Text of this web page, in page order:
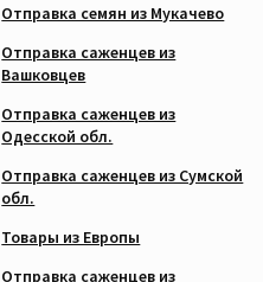
Отправка семян из Мукачево
Отправка саженцев из
Вашковцев
Отправка саженцев из
Одесской обл.
Отправка саженцев из Сумской
обл.
Товары из Европы
Отправка саженцев из